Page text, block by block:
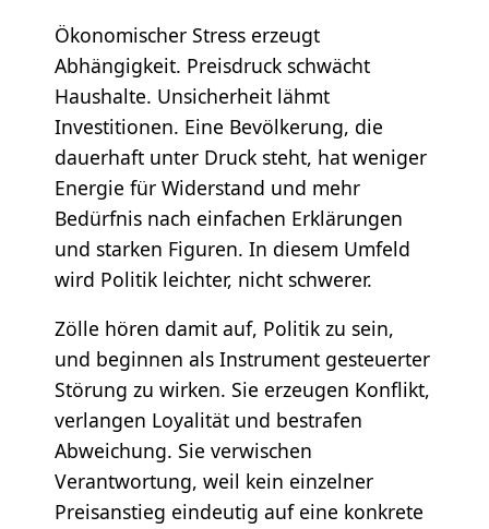
Ökonomischer Stress erzeugt
Abhängigkeit. Preisdruck schwächt
Haushalte. Unsicherheit lähmt
Investitionen. Eine Bevölkerung, die
dauerhaft unter Druck steht, hat weniger
Energie für Widerstand und mehr
Bedürfnis nach einfachen Erklärungen
und starken Figuren. In diesem Umfeld
wird Politik leichter, nicht schwerer.
Zölle hören damit auf, Politik zu sein,
und beginnen als Instrument gesteuerter
Störung zu wirken. Sie erzeugen Konflikt,
verlangen Loyalität und bestrafen
Abweichung. Sie verwischen
Verantwortung, weil kein einzelner
Preisanstieg eindeutig auf eine konkrete